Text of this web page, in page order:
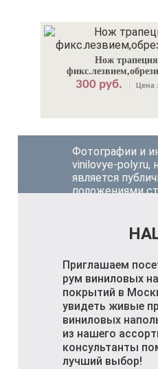
Нож
300 руб. Цена
Фотографии и
vinilovye-poly.ru,
является
положениями
Приглашаем
рум виниловых
покрытий в
увидеть живые
виниловых
из нашего
консультанты
лучший выбор!